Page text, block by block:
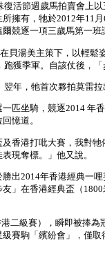
復活節週歲馬拍賣會
擁有，牠於2012年11
競逐一項三歲馬第一
貝湯美主策下，以輕
獲季軍。自該仗後，
年，牠首次夥拍莫雷
匹坐騎，競逐2014
憶道。
香港打吡大賽，我對
現奪標。」他又說。
出2014年香港經典一
」在香港經典盃（
二級賽），瞬即被捧
賽駒「繽紛會」，僅取